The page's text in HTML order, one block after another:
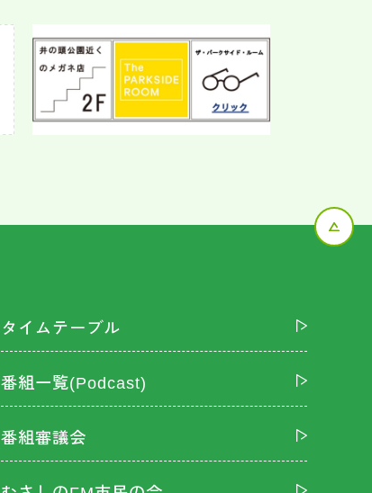
タイムテーブル
番組一覧(Podcast)
番組審議会